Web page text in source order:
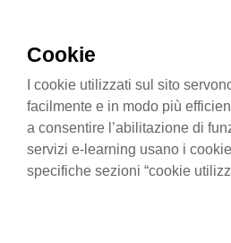
Cookie
I cookie utilizzati sul sito
facilmente e in modo più
a consentire l’abilitazione di
servizi e-learning usano i
specifiche sezioni “cookie